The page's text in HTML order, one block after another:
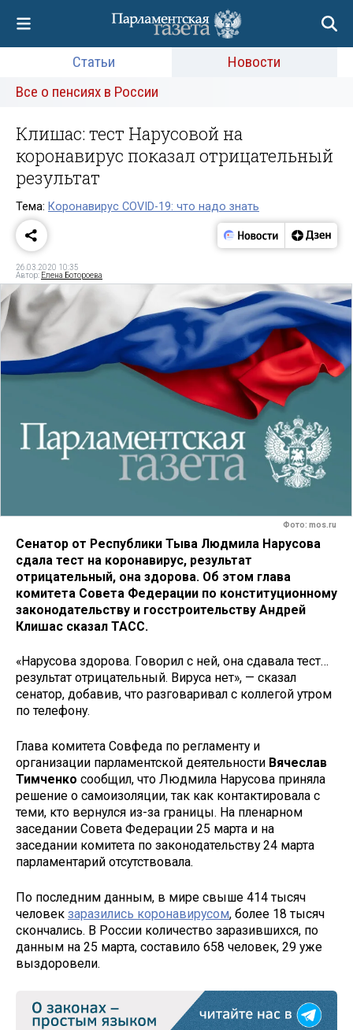
Статьи
Новости
Все о пенсиях в России
Клишас: тест Нарусовой на
коронавирус показал отрицательный
результат
Тема: Коронавирус COVID-19: что надо знать
26.03.2020 10:35
Автор: Елена Ботороева
Фото: mos.ru
Сенатор от Республики Тыва Людмила Нарусова
сдала тест на коронавирус, результат
отрицательный, она здорова. Об этом глава
комитета Совета Федерации по конституционному
законодательству и госстроительству Андрей
Клишас сказал ТАСС.
«Нарусова здорова. Говорил с ней, она сдавала тест…
результат отрицательный. Вируса нет», — сказал
сенатор, добавив, что разговаривал с коллегой утром
по телефону.
Глава комитета Совфеда по регламенту и
организации парламентской деятельности Вячеслав
Тимченко сообщил, что Людмила Нарусова приняла
решение о самоизоляции, так как контактировала с
теми, кто вернулся из-за границы. На пленарном
заседании Совета Федерации 25 марта и на
заседании комитета по законодательству 24 марта
парламентарий отсутствовала.
По последним данным, в мире свыше 414 тысяч
человек заразились коронавирусом, более 18 тысяч
скончались. В России количество заразившихся, по
данным на 25 марта, составило 658 человек, 29 уже
выздоровели.